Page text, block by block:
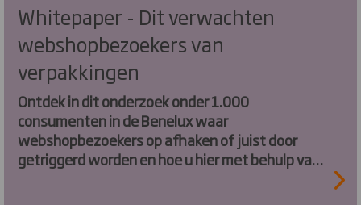
Whitepaper - Dit verwachten
webshopbezoekers van
verpakkingen
Ontdek in dit onderzoek onder 1.000
consumenten in de Benelux waar
webshopbezoekers op afhaken of juist door
getriggerd worden en hoe u hier met behulp van